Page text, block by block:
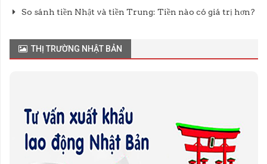
So sánh tiền Nhật và tiền Trung: Tiền nào có giá trị hơn?
THỊ TRƯỜNG NHẬT BẢN